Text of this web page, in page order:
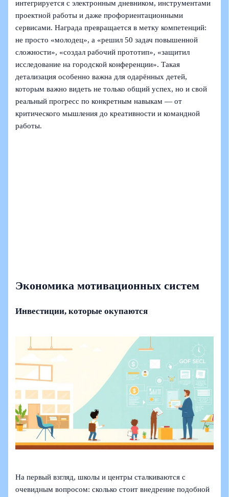
интегрируется с электронным дневником, инструментами
проектной работы и даже профориентационными
сервисами. Награда превращается в метку компетенций:
не просто «молодец», а «решил 50 задач повышенной
сложности», «создал рабочий прототип», «защитил
исследование на городской конференции». Такая
детализация особенно важна для одарённых детей,
которым важно видеть не только общий успех, но и свой
реальный прогресс по конкретным навыкам — от
критического мышления до креативности и командной
работы.
Экономика мотивационных систем
Инвестиции, которые окупаются
На первый взгляд, школы и центры сталкиваются с
очевидным вопросом: сколько стоит внедрение подобной